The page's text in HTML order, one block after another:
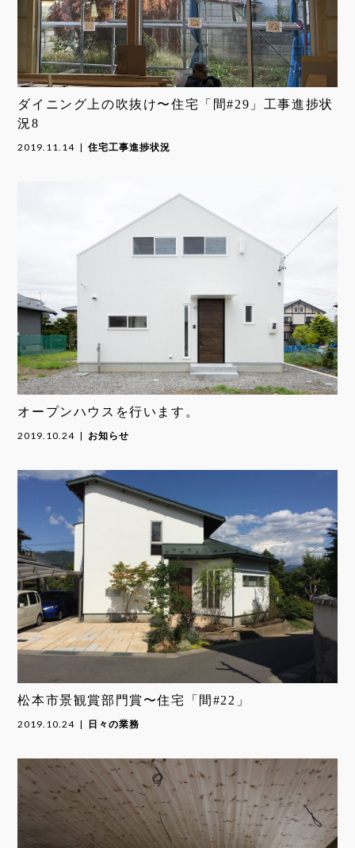
ダイニング上の吹抜け〜住宅「間#29」工事進捗状
況8
2019.11.14 住宅工事進捗状況
オープンハウスを行います。
2019.10.24 お知らせ
松本市景観賞部門賞〜住宅「間#22」
2019.10.24 日々の業務